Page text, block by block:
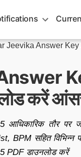
Jeevika Answer Key
करें
तौर पर
BPM सहित विभिन्न
PDF डाउनलोड करें